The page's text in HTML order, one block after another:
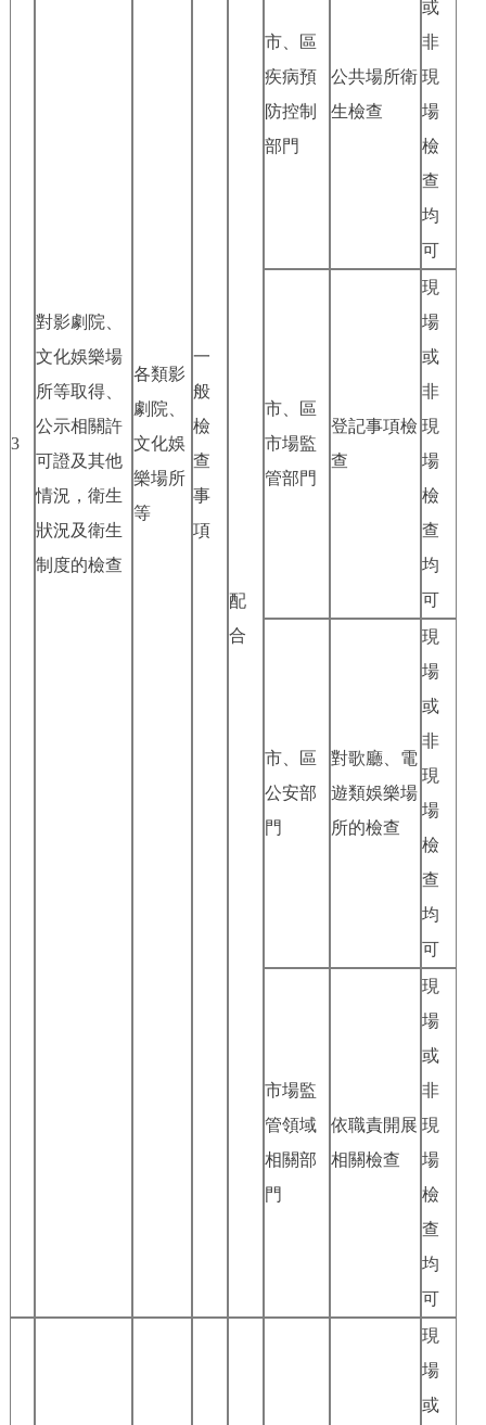
3
對影劇院、
文化娛樂場
所等取得、
公示相關許
可證及其他
情況，衛生
狀況及衛生
制度的檢查
各類影
劇院、
文化娛
樂場所
等
一
般
檢
查
事
項
配
合
市、區
疾病預
防控制
部門
公共場所衛
生檢查
或
非
現
場
檢
查
均
可
市、區
市場監
管部門
登記事項檢
查
現
場
或
非
現
場
檢
查
均
可
市、區
公安部
門
對歌廳、電
遊類娛樂場
所的檢查
現
場
或
非
現
場
檢
查
均
可
市場監
管領域
相關部
門
依職責開展
相關檢查
現
場
或
非
現
場
檢
查
均
可
現
場
或